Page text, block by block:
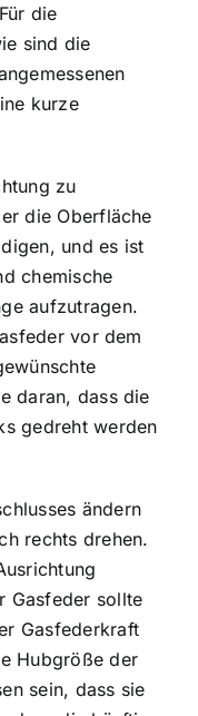
die
sind die
kurze
zu
die Oberfläche
und es ist
chemische
aufzutragen.
vor dem
daran, dass die
gedreht werden
ändern
rechts drehen.
Gasfeder sollte
Gasfederkraft
Hubgröße der
sein, dass sie